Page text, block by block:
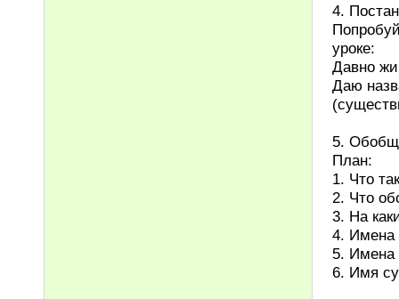
4.
уроке:
Давно
Даю
5.
План:
1. Что
2. Что
3. На
4. Имена
5. Имена
6. Имя